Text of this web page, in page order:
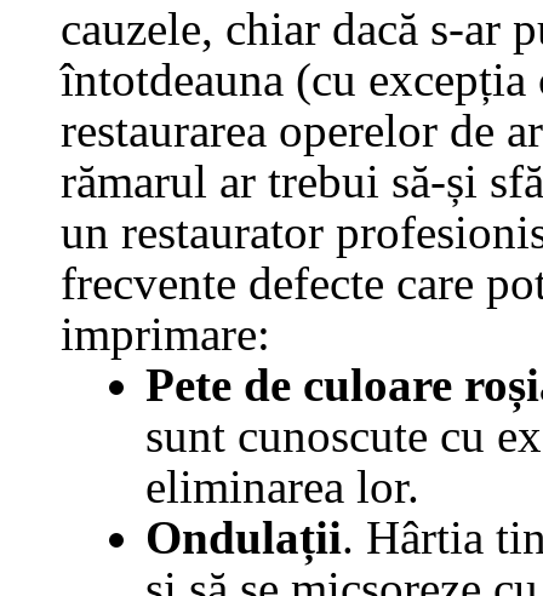
cauzele, chiar dacă s-ar
întotdeauna (cu
restaurarea operelor de
rămarul ar trebui să-și
un restaurator
frecvente defecte care
imprimare:
Pete de culoare
sunt cunoscute cu
eliminarea lor.
Ondulații. Hârtia